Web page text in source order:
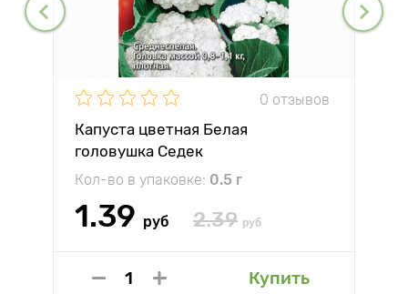
0 отзывов
Капуста цветная Белая
головушка Седек
Кол-во в упаковке: 0.5 г
1.39 руб 2.39 руб
Купить